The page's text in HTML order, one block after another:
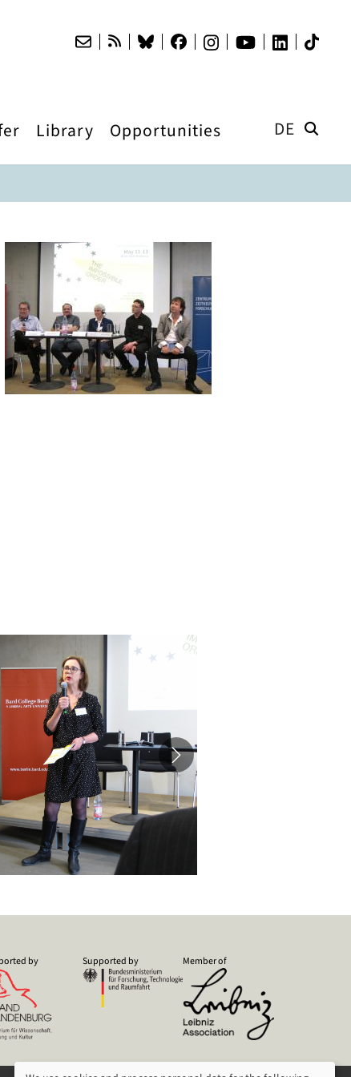
Library Opportunities DE
by Supported by Member of